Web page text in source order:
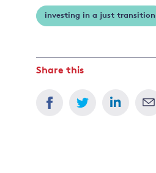
investing in a just transition
Share this